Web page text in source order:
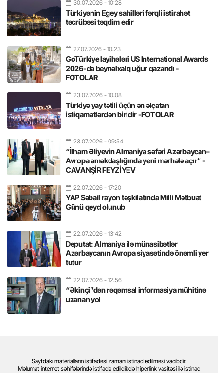
30.07.2026 - 10:28
Türkiyənin Egey sahilləri fərqli istirahət
təcrübəsi təqdim edir
27.07.2026 - 10:23
GoTürkiye layihələri US International Awards
2026-da beynəlxalq uğur qazandı -
FOTOLAR
23.07.2026 - 10:08
Türkiyə yay tətili üçün ən əlçatan
istiqamətlərdən biridir -FOTOLAR
23.07.2026 - 09:54
“İlham Əliyevin Almaniya səfəri Azərbaycan–
Avropa əməkdaşlığında yeni mərhələ açır” -
CAVANŞİR FEYZİYEV
22.07.2026 - 17:20
YAP Səbail rayon təşkilatında Milli Mətbuat
Günü qeyd olunub
22.07.2026 - 13:42
Deputat: Almaniya ilə münasibətlər
Azərbaycanın Avropa siyasətində önəmli yer
tutur
22.07.2026 - 12:56
“Əkinçi”dən rəqəmsal informasiya mühitinə
uzanan yol
Saytdakı materialların istifadəsi zamanı istinad edilməsi vacibdir.
Məlumat internet səhifələrində istifadə edildikdə hiperlink vasitəsi ilə istinad